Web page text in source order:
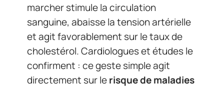
marcher stimule la circulation
sanguine, abaisse la tension artérielle
et agit favorablement sur le taux de
cholestérol. Cardiologues et études le
confirment : ce geste simple agit
directement sur lerisque de maladies